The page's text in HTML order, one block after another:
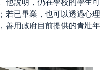
若已畢業，也可以透過心理
善用政府目前提供的青壯年